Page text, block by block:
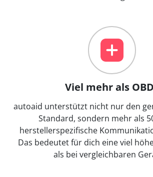
Viel mehr als
autoaid unterstützt nicht nur den
Standard, sondern mehr als
herstellerspezifische
Das bedeutet für dich eine viel
als bei vergleichbaren